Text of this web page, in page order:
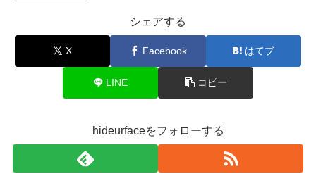
シェアする
X Facebook はてブ
LINE コピー
hideurfaceをフォローする